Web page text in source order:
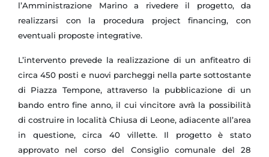
l’Amministrazione Marino a rivedere il progetto, da
realizzarsi con la procedura project financing, con
eventuali proposte integrative.
L’intervento prevede la realizzazione di un anfiteatro di
circa 450 posti e nuovi parcheggi nella parte sottostante
di Piazza Tempone, attraverso la pubblicazione di un
bando entro fine anno, il cui vincitore avrà la possibilità
di costruire in località Chiusa di Leone, adiacente all’area
in questione, circa 40 villette. Il progetto è stato
approvato nel corso del Consiglio comunale del 28